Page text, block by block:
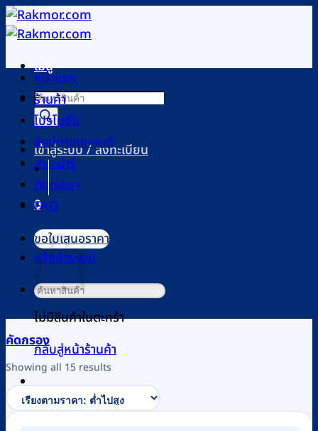
ข้าม
ไป
เนื้อหาเมนู
Products
search
เข้าสู่ระบบ / ลงทะเบียน
0
ไม่มีสินค้าในตะกร้า
กลับสู่หน้าร้านค้า
0
หน้าแรก
ร้านค้า
โปรโมชัน
ช้อปตามแบรนด์
สาระน่ารู้
ติดต่อเรา
FAQ
ขอใบเสนอราคา
แจ้งชำระเงิน
ค้นหา:
คัดกรอง
Showing all 15 results
price:
low